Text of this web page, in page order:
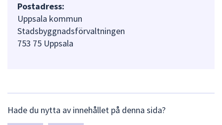
Postadress:
Uppsala kommun
Stadsbyggnadsförvaltningen
753 75 Uppsala
ä
m
Hade du nytta av innehållet på denna sida?